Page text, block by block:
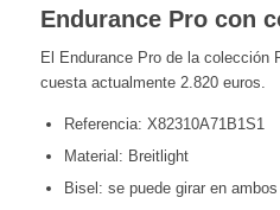
Endurance Pro con
El Endurance Pro de la colección
cuesta actualmente 2.820 euros.
Referencia: X82310A71B1S1
Material: Breitlight
Bisel: se puede girar en